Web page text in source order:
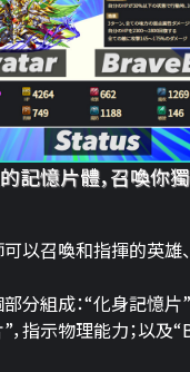
記憶片體，召喚你
可以召喚和指揮的英雄
分組成：“化身記憶片
，指示物理能力；以及